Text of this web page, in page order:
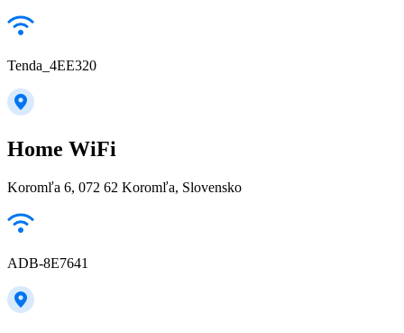
Tenda_4EE320
Home WiFi
Koromľa 6, 072 62 Koromľa, Slovensko
ADB-8E7641